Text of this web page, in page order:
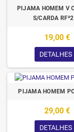
PIJAMA HOMEM V
S/CARDA
19,00 €
DETALHES
PIJAMA HOMEM
29,00 €
DETALHES